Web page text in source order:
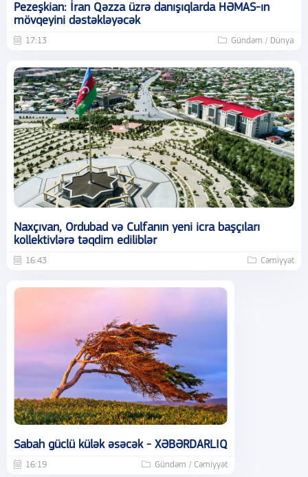
Pezeşkian: İran Qəzza üzrə danışıqlarda HƏMAS-ın
mövqeyini dəstəkləyəcək
17:13 Gündəm / Dünya
Naxçıvan, Ordubad və Culfanın yeni icra başçıları
kollektivlərə təqdim ediliblər
16:43 Cəmiyyət
Sabah güclü külək əsəcək - XƏBƏRDARLIQ
16:19 Gündəm / Cəmiyyət